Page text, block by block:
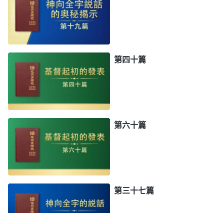
第四十篇
第六十篇
第三十七篇